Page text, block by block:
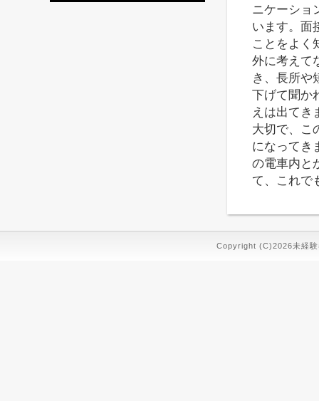
ニケーショ
います。面
ことをよく
外に考えて
き、長所や
下げて聞か
えは出てき
大切で、こ
になってき
の電車内と
て、これで
Copyright (C)2026未経